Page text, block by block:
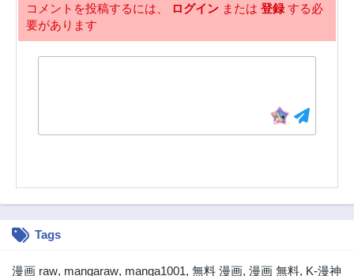
2ヶ月前 2ヶ月前
第24.1話
2ヶ月前 2ヶ月前
第20.3話
コメントを投稿するには、 ログイン または 登録する必
要があります
Tags
漫画 raw, mangaraw, manga1001, 無料 漫画, 漫画 無料, K-漫神